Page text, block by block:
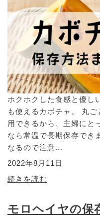
ホクホクした食感と優し
も使えるカボチャ。 丸
用できるから、主婦にと
なら常温で長期保存でき
なるので注意...
2022年8月11日
続きを読む
モロヘイヤの保